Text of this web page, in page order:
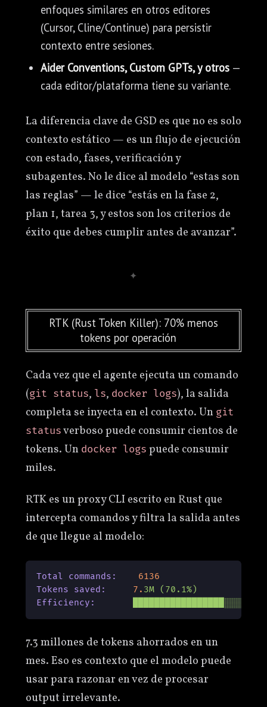
enfoques similares en otros editores
(Cursor, Cline/Continue) para persistir
contexto entre sesiones.
Aider Conventions, Custom GPTs, y otros —
cada editor/plataforma tiene su variante.
La diferencia clave de GSD es que no es solo
contexto estático — es un flujo de ejecución
con estado, fases, verificación y
subagentes. No le dice al modelo “estas son
las reglas” — le dice “estás en la fase 2,
plan 1, tarea 3, y estos son los criterios de
éxito que debes cumplir antes de avanzar”.
RTK (Rust Token Killer): 70% menos
tokens por operación
Cada vez que el agente ejecuta un comando
(git status, ls, docker logs), la salida
completa se inyecta en el contexto. Un git
statusverboso puede consumir cientos de
tokens. Un docker logs puede consumir
miles.
RTK es un proxy CLI escrito en Rust que
intercepta comandos y filtra la salida antes
de que llegue al modelo:
Total commands:
6136
Tokens saved:
7. 3M
(70.1%)
Efficiency:
█████████████████░░░░░░░
7.3 millones de tokens ahorrados en un
mes. Eso es contexto que el modelo puede
usar para razonar en vez de procesar
output irrelevante.